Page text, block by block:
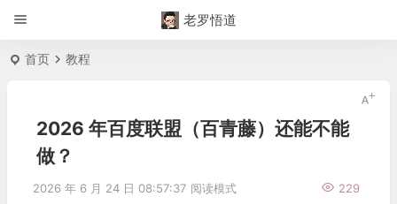
老罗悟道
首页 教程
2026 年百度联盟（百青藤）还能不能
做？
2026 年 6 月 24 日 08:57:37 229
阅读模式